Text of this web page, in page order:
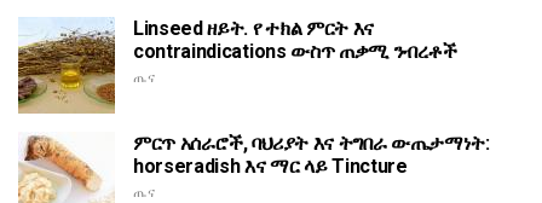
Linseed ዘይት. የ ተክል ምርት እና
contraindications ውስጥ ጠቃሚ ንብረቶች
ጤና
ምርጥ አሰራሮች, ባህሪያት እና ትግበራ ውጤታማነት:
horseradish እና ማር ላይ Tincture
ጤና